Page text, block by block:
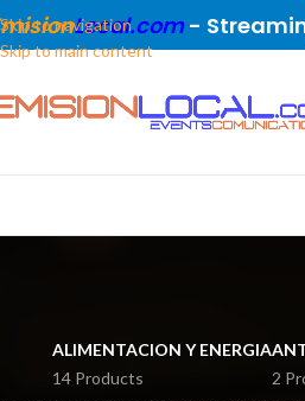
Skip to navigation
Skip to main content
Local.com-
ALIMENTACION Y ENERGIA
14 Products
2